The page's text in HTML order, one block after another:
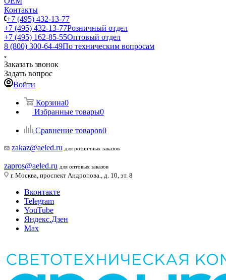
Контакты
+7 (495) 432-13-77
+7 (495) 432-13-77Розничный отдел
+7 (495) 162-85-55Оптовый отдел
8 (800) 300-64-49По техническим вопросам
Заказать звонок
Задать вопрос
Войти
Корзина0
Избранные товары0
Сравнение товаров0
zakaz@aeled.ru для розничных заказов
zapros@aeled.ru для оптовых заказов
г. Москва, проспект Андропова., д. 10, эт. 8
Вконтакте
Telegram
YouTube
Яндекс.Дзен
Max